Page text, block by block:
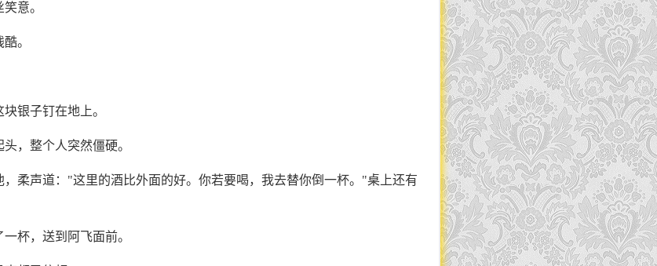
意。
。
银子钉在地上。
，整个人突然僵硬。
柔声道："这里的酒比外面的好。你若要喝，我去替你倒一杯。"桌上还有
杯，送到阿飞面前。